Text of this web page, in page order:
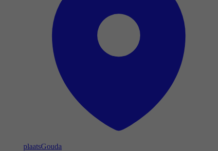
plaatsGouda